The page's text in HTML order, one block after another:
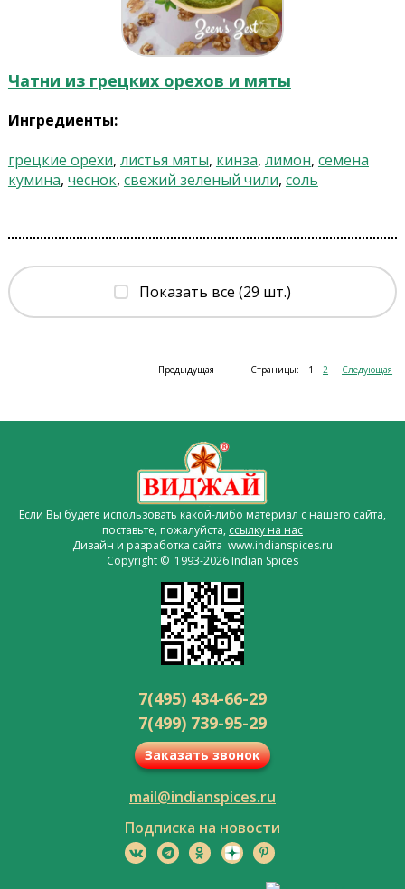
Чатни из грецких орехов и мяты
Ингредиенты:
грецкие орехи, листья мяты, кинза, лимон, семена
кумина, чеснок, свежий зеленый чили, соль
Показать все (29 шт.)
Предыдущая Страницы: 1 2 Следующая
Если Вы будете использовать какой-либо материал с нашего сайта,
поставьте, пожалуйста, ссылку на нас
Дизайн и разработка сайта www.indianspices.ru
Copyright © 1993-2026 Indian Spices
7(495) 434-66-29
7(499) 739-95-29
Заказать звонок
mail@indianspices.ru
Подписка на новости